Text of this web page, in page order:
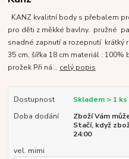
KANZ kvalitní body s přebalem
pro děti z měkké bavlny. pružné
snadné zapnutí a rozepnutí krátký
35 cm, šířka 18 cm materiál :
prožek Při ná... celý popis
Dostupnost
Skladem > 1 ks
Doba dodání
Zboží Vám
Stačí, když
24:00
vel. mimi